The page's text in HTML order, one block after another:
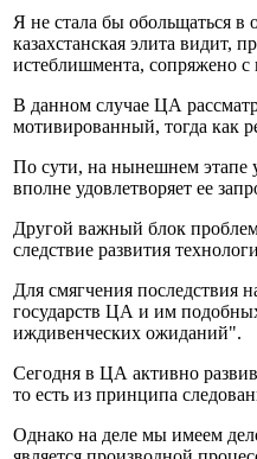
Я не стала бы обольщаться
казахстанская элита видит,
истеблишмента, сопряжено
В данном случае ЦА
мотивированный, тогда как
По сути, на нынешнем этапе
вполне удовлетворяет ее
Другой важный блок
следствие развития
Для смягчения последствия
государств ЦА и им
иждивенческих ожиданий".
Сегодня в ЦА активно
то есть из принципа
Однако на деле мы имеем